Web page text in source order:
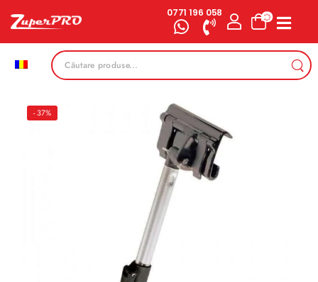
0771 196 058
- 37%